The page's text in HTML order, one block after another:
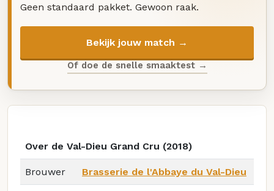
Geen standaard pakket. Gewoon raak.
Bekijk jouw match →
Of doe de snelle smaaktest →
Over de Val-Dieu Grand Cru (2018)
Brouwer Brasserie de l'Abbaye du Val-Dieu